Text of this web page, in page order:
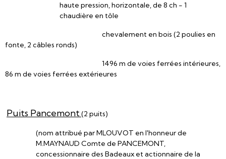
haute pression, horizontale, de 8 ch - 1
chaudière en tôle
chevalement en bois (2 poulies en
fonte, 2 câbles ronds)
1496 m de voies ferrées intérieures,
86 m de voies ferrées extérieures
Puits Pancemont(2 puits)
(nom attribué par MLOUVOT en l'honneur de
M.MAYNAUD Comte de PANCEMONT,
concessionnaire des Badeaux et actionnaire de la